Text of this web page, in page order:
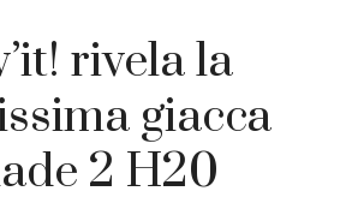
rivela la
giacca
2 H20